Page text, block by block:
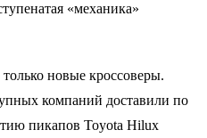
«механика»
новые кроссоверы.
компаний доставили по
пикапов Toyota Hilux